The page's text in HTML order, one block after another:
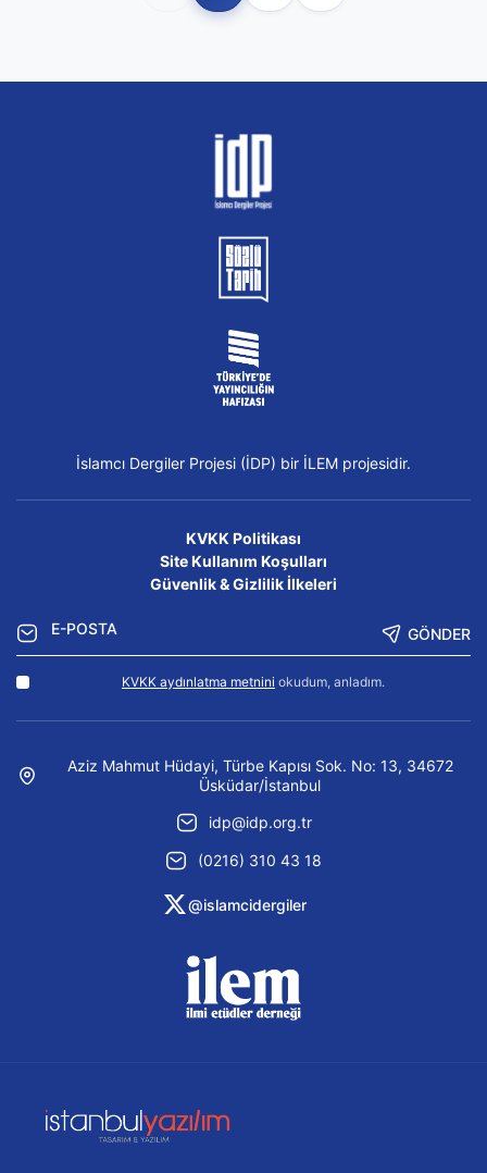
İslamcı Dergiler Projesi (İDP) bir İLEM projesidir.
KVKK Politikası
Site Kullanım Koşulları
Güvenlik & Gizlilik İlkeleri
GÖNDER
KVKK aydınlatma metnini okudum, anladım.
Aziz Mahmut Hüdayi, Türbe Kapısı Sok. No: 13, 34672
Üsküdar/İstanbul
idp@idp.org.tr
(0216) 310 43 18
@islamcidergiler